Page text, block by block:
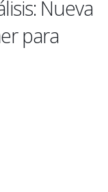
Nueva
para